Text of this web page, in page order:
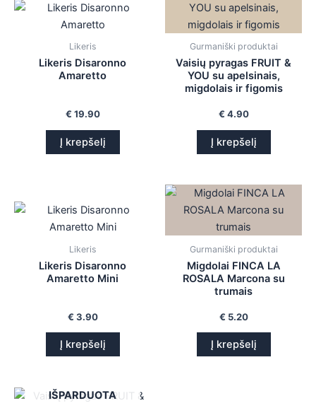
Likeris
Likeris Disaronno
Amaretto
€ 19.90
Į krepšelį
Gurmaniški produktai
Vaisių pyragas FRUIT &
YOU su apelsinais,
migdolais ir figomis
€ 4.90
Į krepšelį
Likeris
Likeris Disaronno
Amaretto Mini
€ 3.90
Į krepšelį
Gurmaniški produktai
Migdolai FINCA LA
ROSALA Marcona su
trumais
€ 5.20
Į krepšelį
IŠPARDUOTA